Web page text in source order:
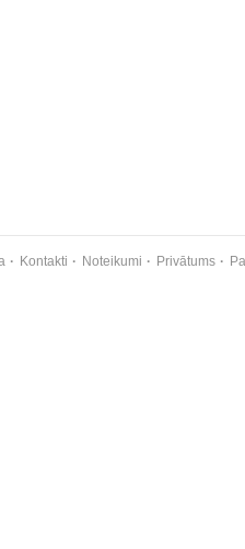
Kontakti Noteikumi Privātums